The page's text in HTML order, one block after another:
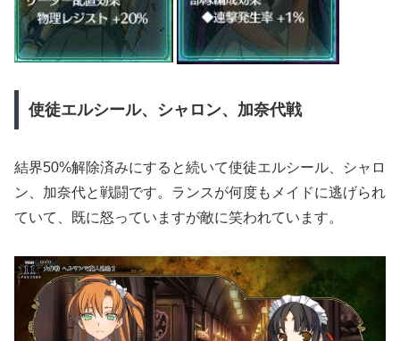
使徒エルシール、シャロン、加奈代戦
結界50%解除済みにすると続いて使徒エルシール、シャロ
ン、加奈代と戦闘です。ランスが何度もメイドに逃げられ
ていて、既に怒っていますが敵に笑われています。